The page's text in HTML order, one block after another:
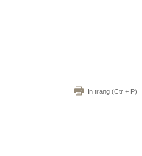
In trang (Ctr + P)